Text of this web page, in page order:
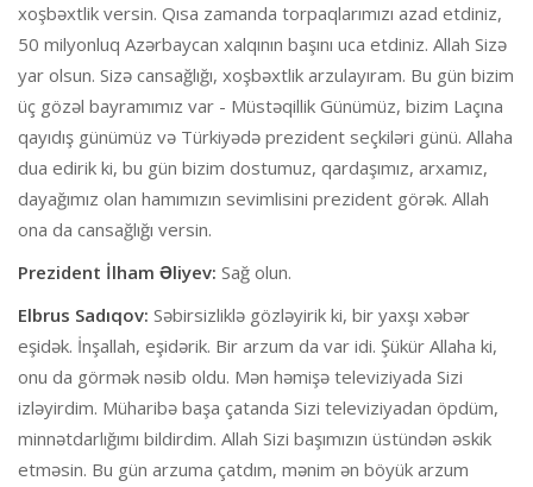
xoşbəxtlik versin. Qısa zamanda torpaqlarımızı azad etdiniz,
50 milyonluq Azərbaycan xalqının başını uca etdiniz. Allah Sizə
yar olsun. Sizə cansağlığı, xoşbəxtlik arzulayıram. Bu gün bizim
üç gözəl bayramımız var - Müstəqillik Günümüz, bizim Laçına
qayıdış günümüz və Türkiyədə prezident seçkiləri günü. Allaha
dua edirik ki, bu gün bizim dostumuz, qardaşımız, arxamız,
dayağımız olan hamımızın sevimlisini prezident görək. Allah
ona da cansağlığı versin.
Prezident İlham Əliyev: Sağ olun.
Elbrus Sadıqov: Səbirsizliklə gözləyirik ki, bir yaxşı xəbər
eşidək. İnşallah, eşidərik. Bir arzum da var idi. Şükür Allaha ki,
onu da görmək nəsib oldu. Mən həmişə televiziyada Sizi
izləyirdim. Müharibə başa çatanda Sizi televiziyadan öpdüm,
minnətdarlığımı bildirdim. Allah Sizi başımızın üstündən əskik
etməsin. Bu gün arzuma çatdım, mənim ən böyük arzum